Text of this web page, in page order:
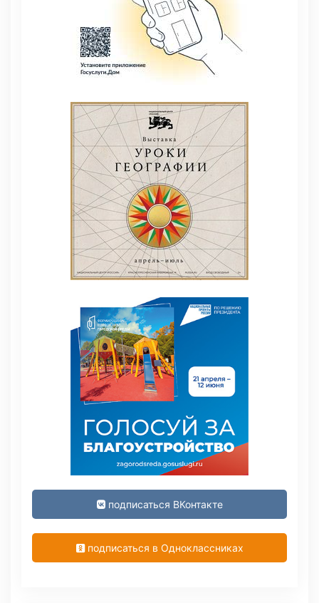
подписаться ВКонтакте
подписаться в Одноклассниках